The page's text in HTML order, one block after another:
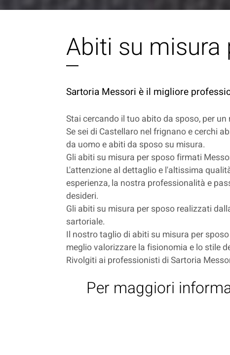
Abiti su misura
Sartoria Messori è il migliore
Stai cercando il tuo abito da sposo, per
Se sei di Castellaro nel frignano e cerchi
da uomo e abiti da sposo su misura.
Gli abiti su misura per sposo firmati
L'attenzione al dettaglio e l'altissima
esperienza, la nostra professionalità e
desideri.
Gli abiti su misura per sposo realizzati
sartoriale.
Il nostro taglio di abiti su misura per
meglio valorizzare la fisionomia e lo stile
Rivolgiti ai professionisti di Sartoria
Per maggiori